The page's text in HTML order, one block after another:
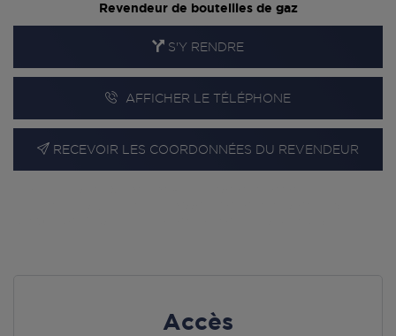
Revendeur de bouteilles de gaz
S'Y RENDRE
AFFICHER LE TÉLÉPHONE
RECEVOIR LES COORDONNÉES DU REVENDEUR
Accès